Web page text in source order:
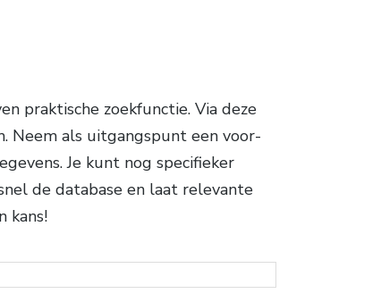
praktische zoekfunctie. Via deze
Neem als uitgangspunt een voor-
Je kunt nog specifieker
de database en laat relevante
kans!